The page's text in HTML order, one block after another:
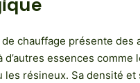
de chauffage présente
d’autres essences comme
les résineux. Sa densité et